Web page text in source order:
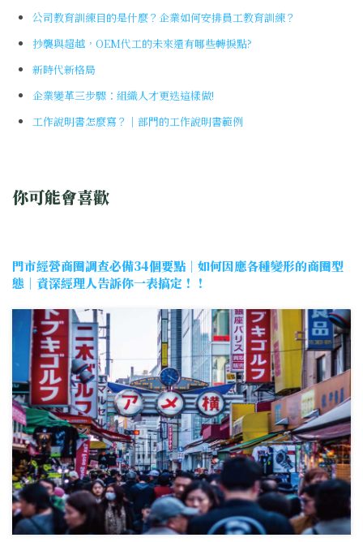
公司教育訓練目的是什麼？企業如何安排員工教育訓練？
抄襲與超越，OEM代工的未來還有哪些轉捩點?
新時代新格局
企業變革三步驟：組織人才更迭這樣做!
工作說明書怎麼寫？｜部門的工作說明書範例
你可能會喜歡
門市經營商圈調查必備34個要點｜如何因應各種變形的商圈型
態｜資深經理人告訴你一表搞定！！